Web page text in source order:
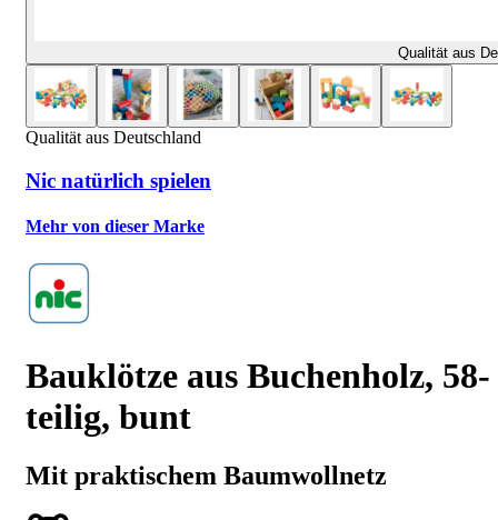
Qualität aus
Qualität aus Deutschland
Nic natürlich spielen
Mehr von dieser Marke
Bauklötze aus Buchenholz, 58-
teilig, bunt
Mit praktischem Baumwollnetz